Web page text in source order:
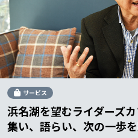
サービス
浜名湖を望むライダーズ
集い、語らい、次の一歩